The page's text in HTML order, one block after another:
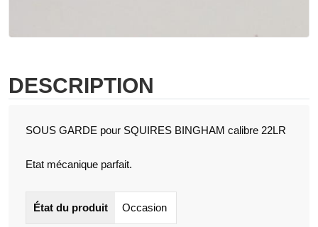
DESCRIPTION
SOUS GARDE pour SQUIRES BINGHAM calibre 22LR
Etat mécanique parfait.
État du produit Occasion